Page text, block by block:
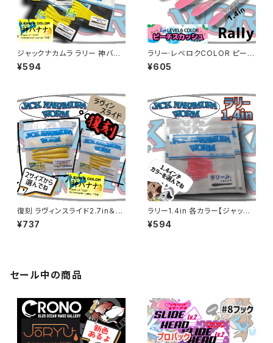
ジャックナカムラ ラリー 神バナ
ナカラー 各サイズ
¥594
ラリー·レベロクCOLOR ピーチ
スカッシュ 各サイズ【JACK NA
KAMURA】
¥605
復刻 ラヴィンスライド2.7in＆Jr.
2in 神バナナカラー【ジャックナ
カムラ】
¥737
ラリー1.4in 各カラー【ジャック
ナカムラ】
¥594
セール中の商品